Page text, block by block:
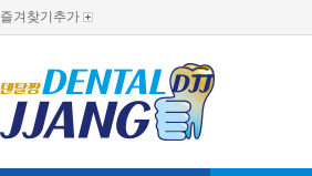
즐겨찾기추가